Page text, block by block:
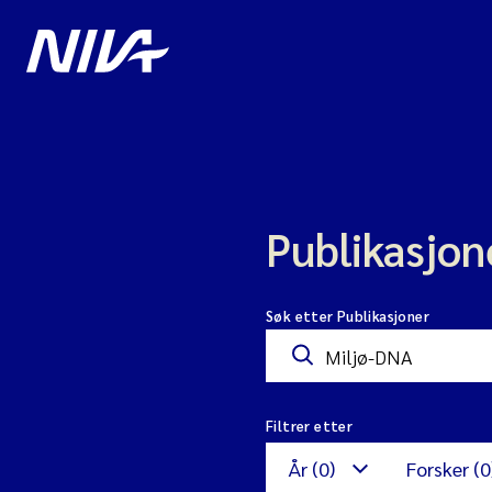
Søk etter Publikasjoner
Filtrer etter
År (0) Forsker